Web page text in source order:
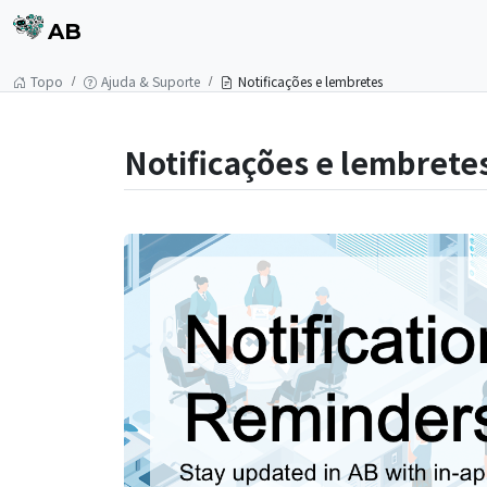
AB
Topo Ajuda & Suporte Notificações e lembretes
Notificações e